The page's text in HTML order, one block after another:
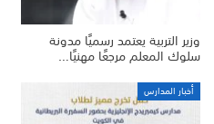
وزير التربية يعتمد رسميًا مدونة
سلوك المعلم مرجعًا مهنيًا…
أخبار المدارس